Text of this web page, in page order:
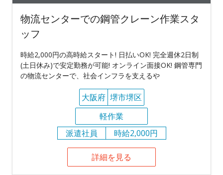
物流センターでの鋼管クレーン作業スタ
ッフ
時給2,000円の高時給スタート! 日払いOK! 完全週休2日制
(土日休み)で安定勤務が可能! オンライン面接OK! 鋼管専門
の物流センターで、社会インフラを支えるや
大阪府 堺市堺区
軽作業
派遣社員
時給2,000円
詳細を見る